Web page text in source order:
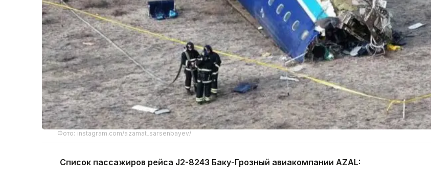
Фото: instagram.com/azamat_sarsenbayev/
Список пассажиров рейса J2-8243 Баку-Грозный авиакомпании AZAL: